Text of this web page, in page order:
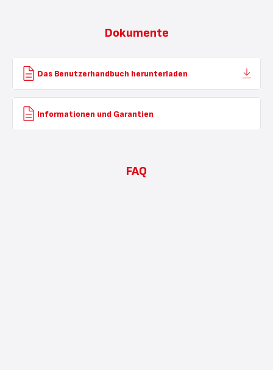
Dokumente
Das Benutzerhandbuch herunterladen
Informationen und Garantien
FAQ